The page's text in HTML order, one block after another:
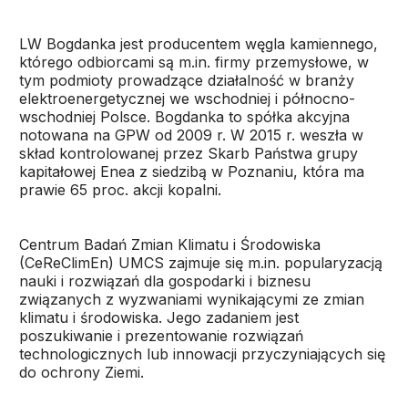
LW Bogdanka jest producentem węgla kamiennego,
którego odbiorcami są m.in. firmy przemysłowe, w
tym podmioty prowadzące działalność w branży
elektroenergetycznej we wschodniej i północno-
wschodniej Polsce. Bogdanka to spółka akcyjna
notowana na GPW od 2009 r. W 2015 r. weszła w
skład kontrolowanej przez Skarb Państwa grupy
kapitałowej Enea z siedzibą w Poznaniu, która ma
prawie 65 proc. akcji kopalni.
Centrum Badań Zmian Klimatu i Środowiska
(CeReClimEn) UMCS zajmuje się m.in. popularyzacją
nauki i rozwiązań dla gospodarki i biznesu
związanych z wyzwaniami wynikającymi ze zmian
klimatu i środowiska. Jego zadaniem jest
poszukiwanie i prezentowanie rozwiązań
technologicznych lub innowacji przyczyniających się
do ochrony Ziemi.